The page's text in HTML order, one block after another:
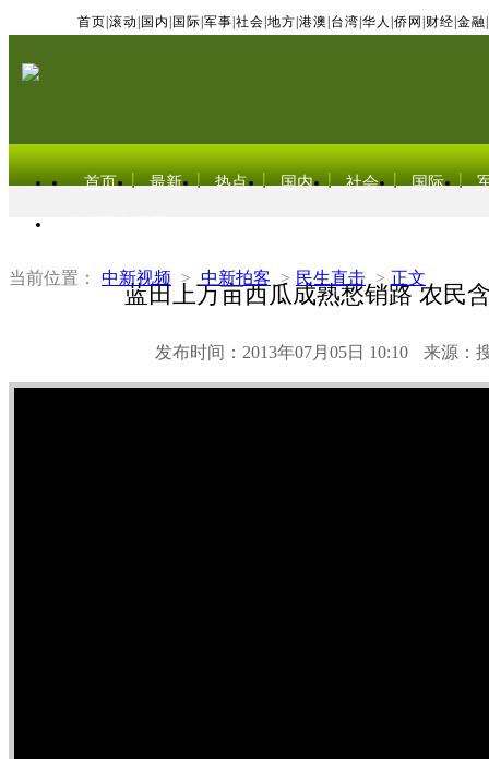
首页 滚动 国内 国际 军事 社会 地方 港澳 台湾 华人 侨网 财经 金融
首页 最新 热点 国内 社会 国际
当前位置： 中新视频 > 中新拍客 > 民生直击 > 正文
蓝田上万亩西瓜成熟愁销路 农民
发布时间：2013年07月05日 10:10 来源：